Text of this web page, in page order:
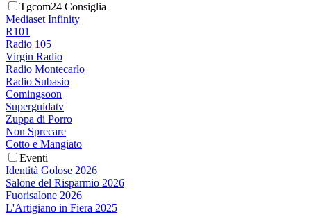
Tgcom24 Consiglia
Mediaset Infinity
R101
Radio 105
Virgin Radio
Radio Montecarlo
Radio Subasio
Comingsoon
Superguidatv
Zuppa di Porro
Non Sprecare
Cotto e Mangiato
Eventi
Identità Golose 2026
Salone del Risparmio 2026
Fuorisalone 2026
L'Artigiano in Fiera 2025